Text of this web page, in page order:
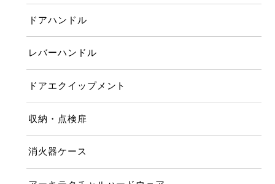
ドアハンドル
レバーハンドル
ドアエクイップメント
収納・点検扉
消火器ケース